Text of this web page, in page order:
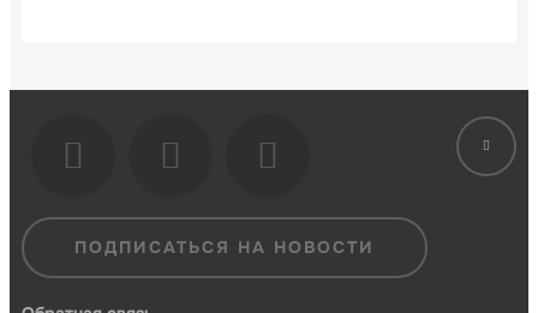
ПОДПИСАТЬСЯ НА НОВОСТИ